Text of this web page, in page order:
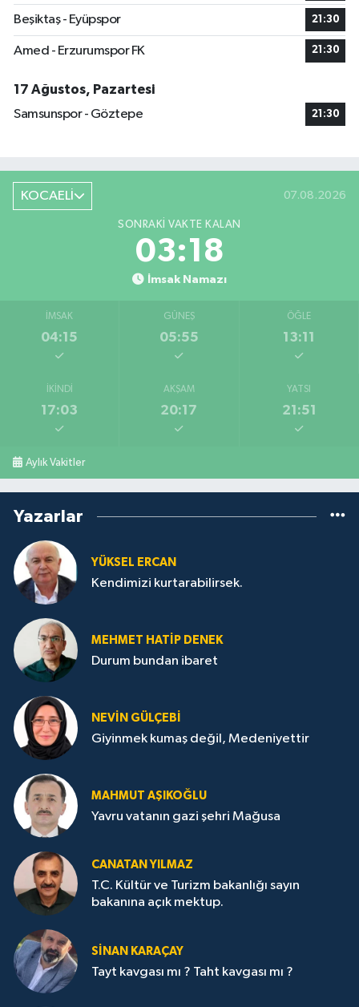
Beşiktaş - Eyüpspor 21:30
Amed - Erzurumspor FK 21:30
17 Ağustos, Pazartesi
Samsunspor - Göztepe
21:30
KOCAELİ 07.08.2026
SONRAKI VAKTE KALAN
03:18
İmsak Namazı
İMSAK
04:15
GÜNEŞ
05:55
ÖĞLE
13:11
İKINDI
17:03
AKŞAM
20:17
YATSI
21:51
Aylık Vakitler
Yazarlar
YÜKSEL ERCAN
Kendimizi kurtarabilirsek.
MEHMET HATİP DENEK
Durum bundan ibaret
NEVİN GÜLÇEBİ
Giyinmek kumaş değil, Medeniyettir
MAHMUT AŞIKOĞLU
Yavru vatanın gazi şehri Mağusa
CANATAN YILMAZ
T.C. Kültür ve Turizm bakanlığı sayın
bakanına açık mektup.
SİNAN KARAÇAY
Tayt kavgası mı ? Taht kavgası mı ?